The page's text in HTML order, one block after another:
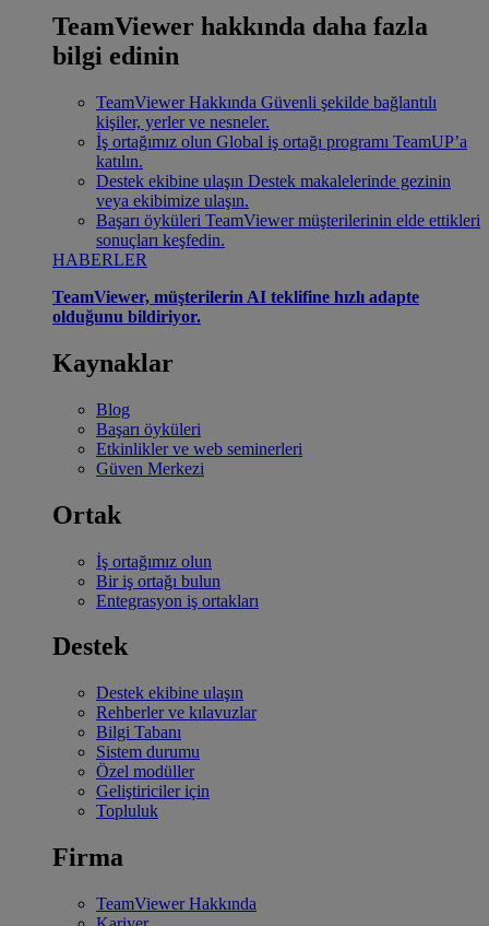
TeamViewer hakkında daha fazla
bilgi edinin
TeamViewer Hakkında Güvenli şekilde bağlantılı
kişiler, yerler ve nesneler.
İş ortağımız olun Global iş ortağı programı TeamUP’a
katılın.
Destek ekibine ulaşın Destek makalelerinde gezinin
veya ekibimize ulaşın.
Başarı öyküleri TeamViewer müşterilerinin elde ettikleri
sonuçları keşfedin.
HABERLER
TeamViewer, müşterilerin AI teklifine hızlı adapte
olduğunu bildiriyor.
Kaynaklar
Blog
Başarı öyküleri
Etkinlikler ve web seminerleri
Güven Merkezi
Ortak
İş ortağımız olun
Bir iş ortağı bulun
Entegrasyon iş ortakları
Destek
Destek ekibine ulaşın
Rehberler ve kılavuzlar
Bilgi Tabanı
Sistem durumu
Özel modüller
Geliştiriciler için
Topluluk
Firma
TeamViewer Hakkında